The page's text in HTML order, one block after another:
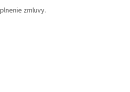
zmluvy.